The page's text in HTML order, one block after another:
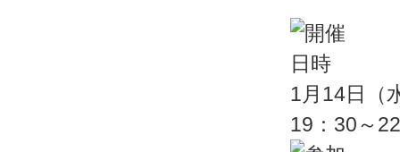
1月14日（
19：30～